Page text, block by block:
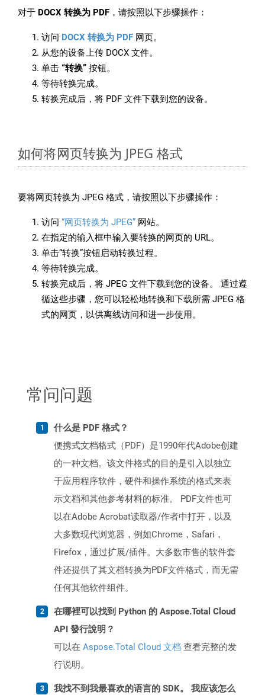
对于 DOCX 转换为 PDF ，请按照以下步骤操作：
访问 DOCX 转换为 PDF 网页。
从您的设备上传 DOCX 文件。
单击 “转换” 按钮。
等待转换完成。
转换完成后，将 PDF 文件下载到您的设备。
如何将网页转换为 JPEG 格式
要将网页转换为 JPEG 格式，请按照以下步骤操作：
访问 “网页转换为 JPEG” 网站。
在指定的输入框中输入要转换的网页的 URL。
单击“转换”按钮启动转换过程。
等待转换完成。
转换完成后，将 JPEG 文件下载到您的设备。 通过遵
循这些步骤，您可以轻松地转换和下载所需 JPEG 格
式的网页，以供离线访问和进一步使用。
常问问题
什么是 PDF 格式？
便携式文档格式（PDF）是1990年代Adobe创建
的一种文档。该文件格式的目的是引入以独立
于应用程序软件，硬件和操作系统的格式来表
示文档和其他参考材料的标准。 PDF文件也可
以在Adobe Acrobat读取器/作者中打开，以及
大多数现代浏览器，例如Chrome，Safari，
Firefox，通过扩展/插件。大多数市售的软件套
件还提供了其文档转换为PDF文件格式，而无需
任何其他软件组件。
在哪裡可以找到 Python 的 Aspose.Total Cloud
API 發行說明？
可以在 Aspose.Total Cloud 文档 查看完整的发
行说明。
我找不到我最喜欢的语言的 SDK。 我应该怎么